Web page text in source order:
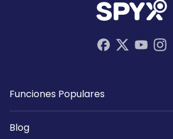
Funciones Populares
Blog